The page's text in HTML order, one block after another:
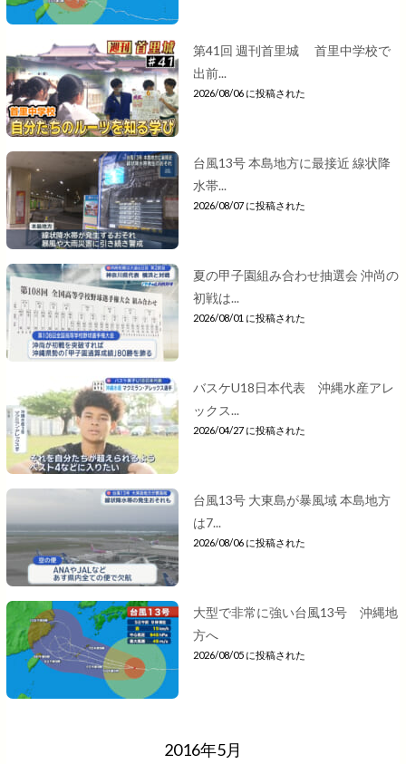
第41回 週刊首里城 首里中学校で
出前...
2026/08/06 に投稿された
台風13号 本島地方に最接近 線状降
水帯...
2026/08/07 に投稿された
夏の甲子園組み合わせ抽選会 沖尚の
初戦は...
2026/08/01 に投稿された
バスケU18日本代表 沖縄水産アレ
ックス...
2026/04/27 に投稿された
台風13号 大東島が暴風域 本島地方
は7...
2026/08/06 に投稿された
大型で非常に強い台風13号 沖縄地
方へ
2026/08/05 に投稿された
2016年5月